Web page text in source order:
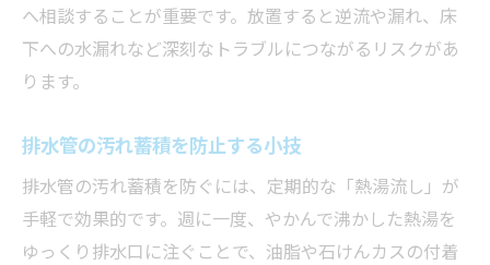
へ相談することが重要です。放置すると逆流や漏れ、床
下への水漏れなど深刻なトラブルにつながるリスクがあ
ります。
排水管の汚れ蓄積を防止する小技
排水管の汚れ蓄積を防ぐには、定期的な「熱湯流し」が
手軽で効果的です。週に一度、やかんで沸かした熱湯を
ゆっくり排水口に注ぐことで、油脂や石けんカスの付着